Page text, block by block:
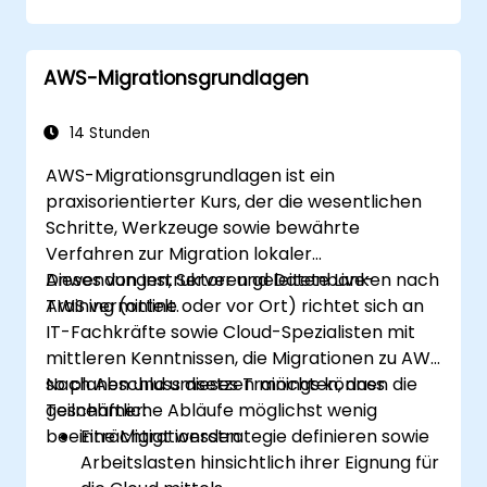
Migrierte Workloads hinsichtlich
Kostenoptimierung, Leistung und
Betriebsbereitschaft weiterzuentwickeln.
AWS-Migrationsgrundlagen
14 Stunden
AWS-Migrationsgrundlagen ist ein
praxisorientierter Kurs, der die wesentlichen
Schritte, Werkzeuge sowie bewährte
Verfahren zur Migration lokaler
Anwendungen, Server und Datenbanken nach
AWS vermittelt.
Dieses von Instruktoren geleitete Live-
Training (online oder vor Ort) richtet sich an
IT-Fachkräfte sowie Cloud-Spezialisten mit
mittleren Kenntnissen, die Migrationen zu AWS
so planen und umsetzen möchten, dass
geschäftliche Abläufe möglichst wenig
beeinträchtigt werden.
Nach Abschluss dieses Trainings können die
Teilnehmer:
Eine Migrationsstrategie definieren sowie
Arbeitslasten hinsichtlich ihrer Eignung für